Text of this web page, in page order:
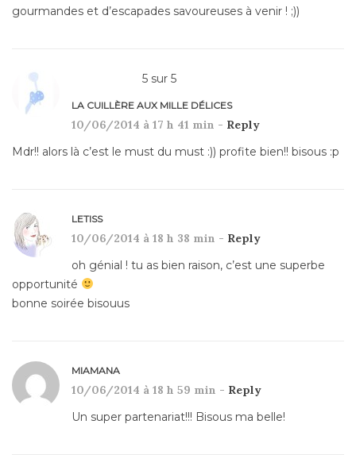
gourmandes et d’escapades savoureuses à venir ! ;))
5 sur 5
LA CUILLÈRE AUX MILLE DÉLICES
10/06/2014 à 17 h 41 min - Reply
Mdr!! alors là c’est le must du must :)) profite bien!! bisous :p
LETISS
10/06/2014 à 18 h 38 min - Reply
oh génial ! tu as bien raison, c’est une superbe
opportunité
bonne soirée bisouus
MIAMANA
10/06/2014 à 18 h 59 min - Reply
Un super partenariat!!! Bisous ma belle!